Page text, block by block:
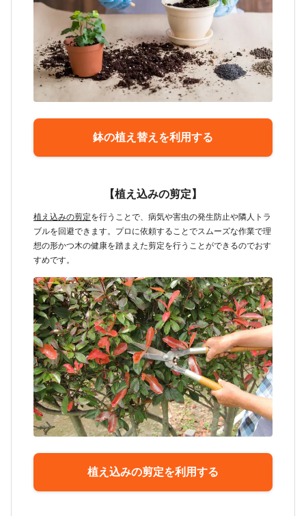
鉢の植え替えを利用する
【植え込みの剪定】
植え込みの剪定を行うことで、病気や害虫の発生防止や隣人トラ
ブルを回避できます。プロに依頼することでスムーズな作業で理
想の形かつ木の健康を踏まえた剪定を行うことができるのでおす
すめです。
植え込みの剪定を利用する